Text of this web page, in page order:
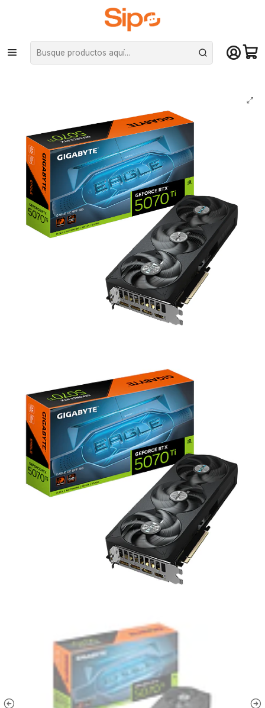
¡Compra hasta mediodía y recibe hoy! De lunes a sábado en el gran
Santiago. Envío gratis desde $29.990
Inicio Componentes PC Tarjeta de vídeo Nvidia GeForce
Tarjeta de Video Gigabyte RTX 5070 Ti EAGLE OC SFF 16G, GDDR7 PciE-
5.0